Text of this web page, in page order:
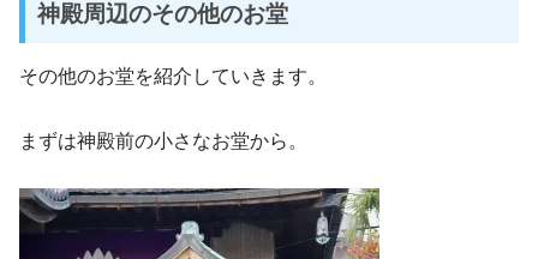
神殿周辺のその他のお堂
その他のお堂を紹介していきます。
まずは神殿前の小さなお堂から。